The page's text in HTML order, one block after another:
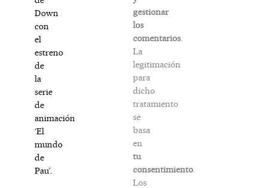
Down
con
el
estreno
de
la
serie
de
animación
‘El
mundo
de
Pau’.
gestionar
los
comentarios.
La
legitimación
para
dicho
tratamiento
se
basa
en
tu
consentimiento.
Los